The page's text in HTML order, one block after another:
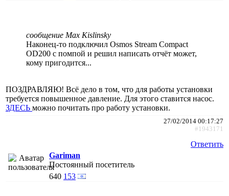
сообщение Max Kislinsky
Наконец-то подключил Osmos Stream Compact
OD200 с помпой и решил написать отчёт может,
кому пригодится...
ПОЗДРАВЛЯЮ! Всё дело в том, что для работы установки
требуется повышенное давление. Для этого ставится насос.
ЗДЕСЬ можно почитать про работу установки.
27/02/2014 00:17:27
#1943171
Ответить
Gariman
Постоянный посетитель
640 153